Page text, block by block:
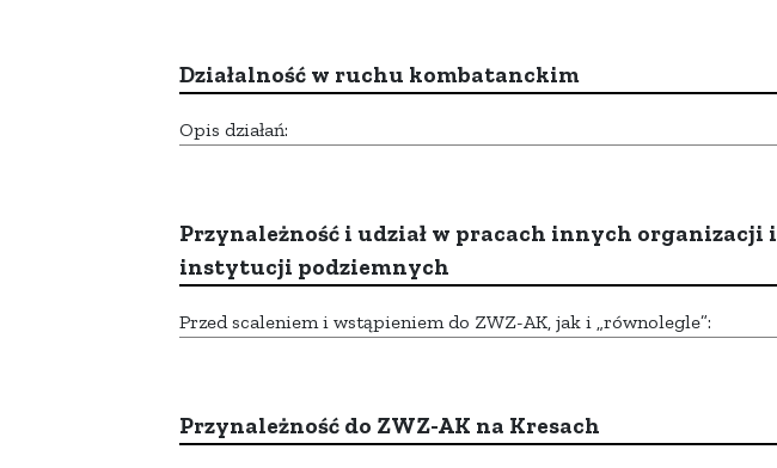
Działalność w ruchu kombatanckim
Opis działań:
Przynależność i udział w pracach innych organizacji i
instytucji podziemnych
Przed scaleniem i wstąpieniem do ZWZ-AK, jak i „równolegle”:
Przynależność do ZWZ-AK na Kresach